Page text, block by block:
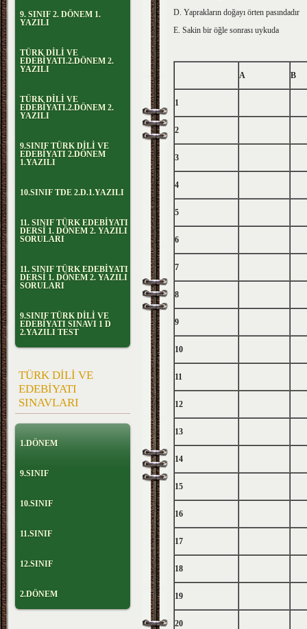
9. SINIF 2. DÖNEM 1.
YAZILI
TÜRK DİLİ VE
EDEBİYATI.2.DÖNEM 2.
YAZILI
TÜRK DİLİ VE
EDEBİYATI.2.DÖNEM 2.
YAZILI
9.SINIF TÜRK DİLİ VE
EDEBİYATI 2.DÖNEM
1.YAZILI
10.SINIF TDE 2.D.1.YAZILI
11. SINIF TÜRK EDEBİYATI
DERSİ 1. DÖNEM 2. YAZILI
SORULARI
11. SINIF TÜRK EDEBİYATI
DERSİ 1. DÖNEM 2. YAZILI
SORULARI
9.SINIF TÜRK DİLİ VE
EDEBİYATI SINAVI 1 D
2.YAZILI TEST
TÜRK DİLİ VE
EDEBİYATI
SINAVLARI
1.DÖNEM
9.SINIF
10.SINIF
11.SINIF
12.SINIF
2.DÖNEM
D. Yaprakların doğayı örten pasındadır
E. Sakin bir öğle sonrası uykuda
A B
1
2
3
4
5
6
7
8
9
10
11
12
13
14
15
16
17
18
19
20